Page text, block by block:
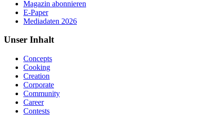
Magazin abonnieren
E-Paper
Mediadaten 2026
Unser Inhalt
Concepts
Cooking
Creation
Corporate
Community
Career
Contests